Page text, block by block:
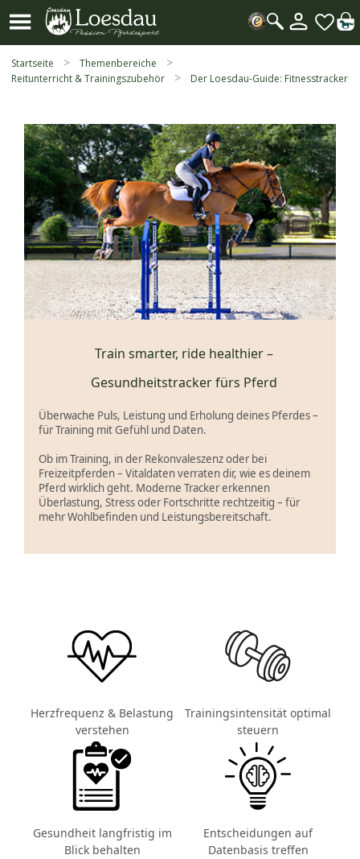
Mein
Startseite
Themenbereiche
Reitunterricht & Trainingszubehör
Der Loesdau-Guide: Fitnesstracker
Loesdau-
Guide:
Fitnesstracker
Train smarter, ride healthier –
Gesundheitstracker fürs Pferd
Überwache Puls, Leistung und Erholung deines Pferdes –
für Training mit Gefühl und Daten.
Ob im Training, in der Rekonvaleszenz oder bei
Freizeitpferden – Vitaldaten verraten dir, wie es deinem
Pferd wirklich geht. Moderne Tracker erkennen
Überlastung, Stress oder Fortschritte rechtzeitig – für
mehr Wohlbefinden und Leistungsbereitschaft.
Herzfrequenz & Belastung
verstehen
Trainingsintensität optimal
steuern
Gesundheit langfristig im
Blick behalten
Entscheidungen auf
Datenbasis treffen